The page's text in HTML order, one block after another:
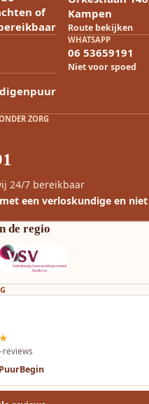
of
Kampen
Route bekijken
WHATSAPP
06 53659191
Niet voor spoed
ZORG
24/7 bereikbaar
een verloskundige en
de regio
reviews